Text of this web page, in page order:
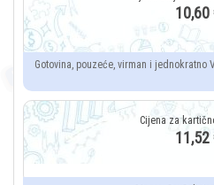
10,60
Gotovina, pouzeće, virman i jednokratno
11,52